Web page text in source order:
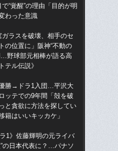
“覚醒”の理由「目的が明
わった意識
ガラスを破壊、相手のセ
の位置に」阪神“不動の
…野球部元相棒が語る高
テル伝説》
勝→ドラ1入団…平沢大
ッテでの9年間「殻を破
と貪欲に方法を探してい
籍はいいキッカケ」
ラ1》佐藤輝明の元ライバ
”の日本代表に？…パナソ